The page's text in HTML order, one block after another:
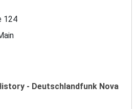
124
- Deutschlandfunk Nova